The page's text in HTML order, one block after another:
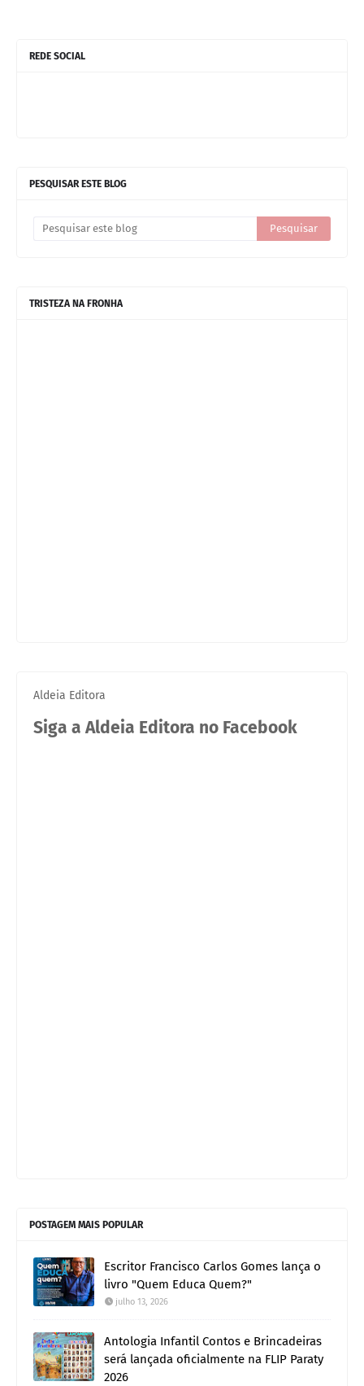
REDE SOCIAL
PESQUISAR ESTE BLOG
TRISTEZA NA FRONHA
Aldeia Editora
Siga a Aldeia Editora no Facebook
POSTAGEM MAIS POPULAR
Escritor Francisco Carlos Gomes lança o
livro "Quem Educa Quem?"
julho 13, 2026
Antologia Infantil Contos e Brincadeiras
será lançada oficialmente na FLIP Paraty
2026